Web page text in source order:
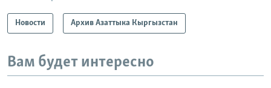
Новости Архив Азаттыка Кыргызстан
Вам будет интересно